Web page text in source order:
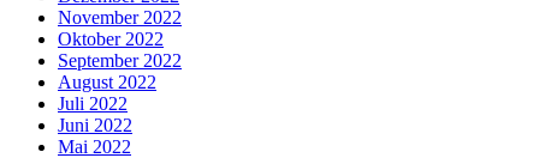
November 2022
Oktober 2022
September 2022
August 2022
Juli 2022
Juni 2022
Mai 2022